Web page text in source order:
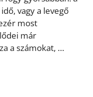
vagy a levegő
most
már
a számokat, …